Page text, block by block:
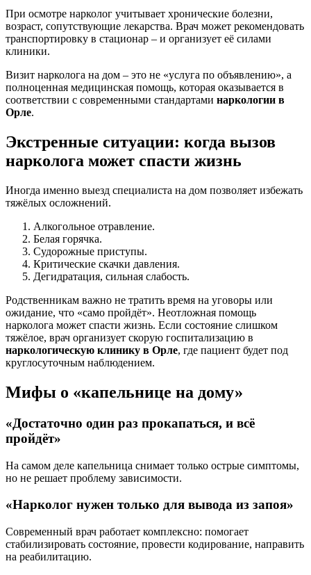
При осмотре нарколог учитывает хронические болезни,
возраст, сопутствующие лекарства. Врач может рекомендовать
транспортировку в стационар – и организует её силами
клиники.
Визит нарколога на дом – это не «услуга по объявлению», а
полноценная медицинская помощь, которая оказывается в
соответствии с современными стандартами наркологии в
Орле.
Экстренные ситуации: когда вызов
нарколога может спасти жизнь
Иногда именно выезд специалиста на дом позволяет избежать
тяжёлых осложнений.
Алкогольное отравление.
Белая горячка.
Судорожные приступы.
Критические скачки давления.
Дегидратация, сильная слабость.
Родственникам важно не тратить время на уговоры или
ожидание, что «само пройдёт». Неотложная помощь
нарколога может спасти жизнь. Если состояние слишком
тяжёлое, врач организует скорую госпитализацию в
наркологическую клинику в Орле, где пациент будет под
круглосуточным наблюдением.
Мифы о «капельнице на дому»
«Достаточно один раз прокапаться, и всё
пройдёт»
На самом деле капельница снимает только острые симптомы,
но не решает проблему зависимости.
«Нарколог нужен только для вывода из запоя»
Современный врач работает комплексно: помогает
стабилизировать состояние, провести кодирование, направить
на реабилитацию.